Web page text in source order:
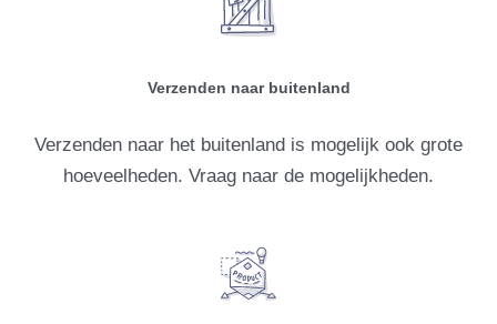
Verzenden naar buitenland
Verzenden naar het buitenland is mogelijk ook grote
hoeveelheden. Vraag naar de mogelijkheden.